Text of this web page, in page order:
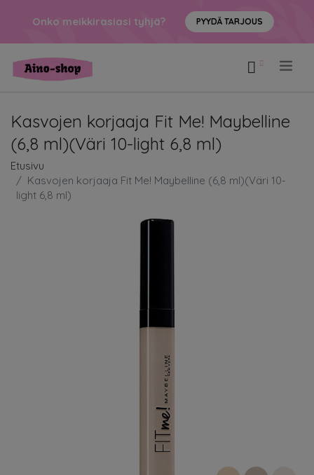
Onko meikkirasiasi tyhjä? PYYDÄ TARJOUS
Kasvojen korjaaja Fit Me! Maybelline
(6,8 ml)(Väri 10-light 6,8 ml)
Etusivu
Kasvojen korjaaja Fit Me! Maybelline (6,8 ml)(Väri 10-
light 6,8 ml)